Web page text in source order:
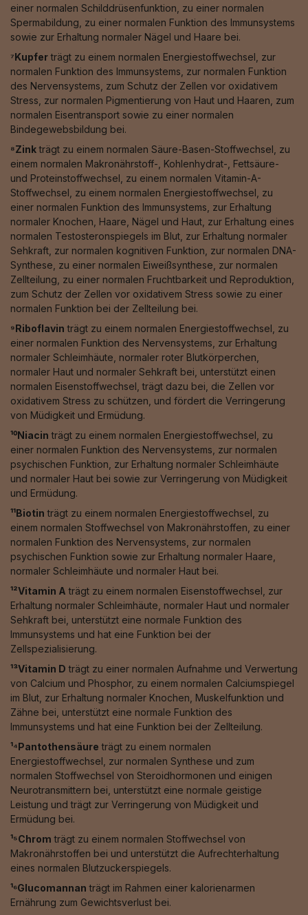
einer normalen Schilddrüsenfunktion, zu einer normalen
Spermabildung, zu einer normalen Funktion des Immunsystems
sowie zur Erhaltung normaler Nägel und Haare bei.
⁷Kupferträgt zu einem normalen Energiestoffwechsel, zur
normalen Funktion des Immunsystems, zur normalen Funktion
des Nervensystems, zum Schutz der Zellen vor oxidativem
Stress, zur normalen Pigmentierung von Haut und Haaren, zum
normalen Eisentransport sowie zu einer normalen
Bindegewebsbildung bei.
⁸Zinkträgt zu einem normalen Säure-Basen-Stoffwechsel, zu
einem normalen Makronährstoff-, Kohlenhydrat-, Fettsäure-
und Proteinstoffwechsel, zu einem normalen Vitamin-A-
Stoffwechsel, zu einem normalen Energiestoffwechsel, zu
einer normalen Funktion des Immunsystems, zur Erhaltung
normaler Knochen, Haare, Nägel und Haut, zur Erhaltung eines
normalen Testosteronspiegels im Blut, zur Erhaltung normaler
Sehkraft, zur normalen kognitiven Funktion, zur normalen DNA-
Synthese, zu einer normalen Eiweißsynthese, zur normalen
Zellteilung, zu einer normalen Fruchtbarkeit und Reproduktion,
zum Schutz der Zellen vor oxidativem Stress sowie zu einer
normalen Funktion bei der Zellteilung bei.
⁹Riboflavin trägt zu einem normalen Energiestoffwechsel, zu
einer normalen Funktion des Nervensystems, zur Erhaltung
normaler Schleimhäute, normaler roter Blutkörperchen,
normaler Haut und normaler Sehkraft bei, unterstützt einen
normalen Eisenstoffwechsel, trägt dazu bei, die Zellen vor
oxidativem Stress zu schützen, und fördert die Verringerung
von Müdigkeit und Ermüdung.
¹⁰Niacin trägt zu einem normalen Energiestoffwechsel, zu
einer normalen Funktion des Nervensystems, zur normalen
psychischen Funktion, zur Erhaltung normaler Schleimhäute
und normaler Haut bei sowie zur Verringerung von Müdigkeit
und Ermüdung.
¹¹Biotin trägt zu einem normalen Energiestoffwechsel, zu
einem normalen Stoffwechsel von Makronährstoffen, zu einer
normalen Funktion des Nervensystems, zur normalen
psychischen Funktion sowie zur Erhaltung normaler Haare,
normaler Schleimhäute und normaler Haut bei.
¹²Vitamin A trägt zu einem normalen Eisenstoffwechsel, zur
Erhaltung normaler Schleimhäute, normaler Haut und normaler
Sehkraft bei, unterstützt eine normale Funktion des
Immunsystems und hat eine Funktion bei der
Zellspezialisierung.
¹³Vitamin D trägt zu einer normalen Aufnahme und Verwertung
von Calcium und Phosphor, zu einem normalen Calciumspiegel
im Blut, zur Erhaltung normaler Knochen, Muskelfunktion und
Zähne bei, unterstützt eine normale Funktion des
Immunsystems und hat eine Funktion bei der Zellteilung.
¹⁴Pantothensäure trägt zu einem normalen
Energiestoffwechsel, zur normalen Synthese und zum
normalen Stoffwechsel von Steroidhormonen und einigen
Neurotransmittern bei, unterstützt eine normale geistige
Leistung und trägt zur Verringerung von Müdigkeit und
Ermüdung bei.
¹⁵Chrom trägt zu einem normalen Stoffwechsel von
Makronährstoffen bei und unterstützt die Aufrechterhaltung
eines normalen Blutzuckerspiegels.
¹⁶Glucomannan trägt im Rahmen einer kalorienarmen
Ernährung zum Gewichtsverlust bei.